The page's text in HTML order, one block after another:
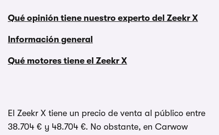
Qué opinión tiene nuestro experto del Zeekr X
Información general
Qué motores tiene el Zeekr X
El Zeekr X tiene un precio de venta al público entre
38.704 € y 48.704 €. No obstante, en Carwow